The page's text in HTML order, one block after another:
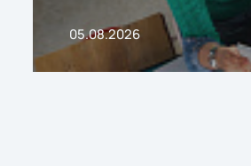
05.08.2026